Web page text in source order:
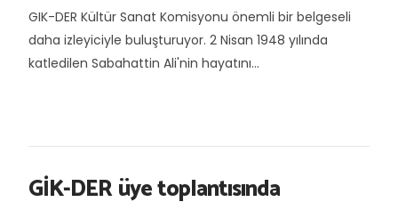
GIK-DER Kültür Sanat Komisyonu önemli bir belgeseli
daha izleyiciyle buluşturuyor. 2 Nisan 1948 yılında
katledilen Sabahattin Ali'nin hayatını...
GİK-DER üye toplantısında